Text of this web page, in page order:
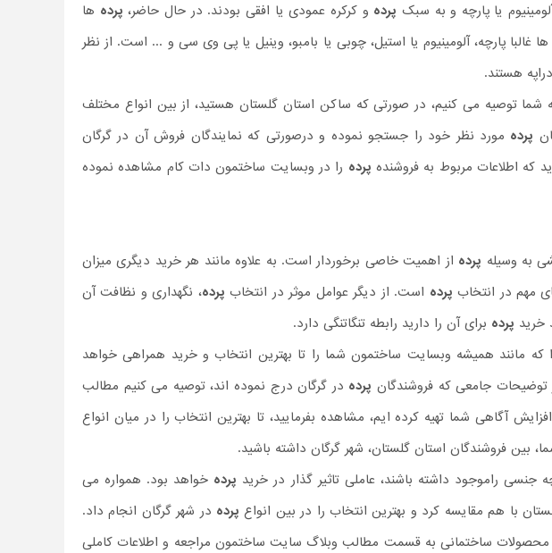
یا پارچه و به سبک پرده و کرکره عمودی یا افقی بودند. در حال حاضر، پرده ها
ها غالبا پارچه، آلومینیوم یا استیل، چوبی یا بامبو، وینیل یا پی وی سی و ... است. از نظر
هستند.
شما توصیه می کنیم، در صورتی که ساکن استان گلستان هستید، از بین انواع مختلف
پرده مورد نظر خود را جستجو نموده و درصورتی که نمایندگان فروش آن در گرگان
که اطلاعات مربوط به فروشنده پرده را در وبسایت ساختمون دات کام مشاهده نموده
به وسیله پرده از اهمیت خاصی برخوردار است. به علاوه مانند هر خرید دیگری میزان
مهم در انتخاب پرده است. از دیگر عوامل موثر در انتخاب پرده، نگهداری و نظافت آن
خرید پرده برای آن را دارید رابطه تنگاتنگی دارد.
که مانند همیشه وبسایت ساختمون شما را تا بهترین انتخاب و خرید همراهی خواهد
توضیحات جامعی که فروشندگان پرده در گرگان درج نموده اند، توصیه می کنیم مطالب
آگاهی شما تهیه کرده ایم، مشاهده بفرمایید، تا بهترین انتخاب را در میان انواع
بین فروشندگان استان گلستان، شهر گرگان داشته باشید.
جنسی راموجود داشته باشند، عاملی تاثیر گذار در خرید پرده خواهد بود. همواره می
با هم مقایسه کرد و بهترین انتخاب را در بین انواع پرده در شهر گرگان انجام داد.
محصولات ساختمانی به قسمت مطالب وبلاگ سایت ساختمون مراجعه و اطلاعات کاملی